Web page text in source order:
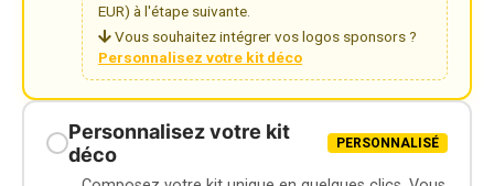
EUR) à l'étape suivante.
Vous souhaitez intégrer vos logos sponsors ?
Personnalisez votre kit déco
Personnalisez votre kit
déco
PERSONNALISÉ